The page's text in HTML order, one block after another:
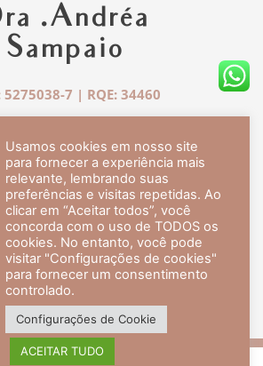
.Andréa
Sampaio
5275038-7 | RQE: 34460
em Medicina pela UFRJ.
em Dermatologia pela UFRJ, tendo
a especialização em 2007.
Brasileira de Dermatologia,
título de especialista.
veja mais +
Usamos cookies em nosso site
para fornecer a experiência mais
relevante, lembrando suas
preferências e visitas repetidas. Ao
clicar em “Aceitar todos”, você
concorda com o uso de TODOS os
cookies. No entanto, você pode
visitar "Configurações de cookies"
para fornecer um consentimento
controlado.
Configurações de Cookie
ACEITAR TUDO